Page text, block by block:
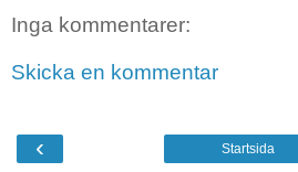
Inga kommentarer:
Skicka en kommentar
‹ Startsida